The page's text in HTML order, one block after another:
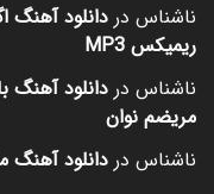
ناشناس در دانلود
ریمیکس MP3
ناشناس در دانلود آهنگ
مریضم نوان
ناشناس در دانلود آهنگ